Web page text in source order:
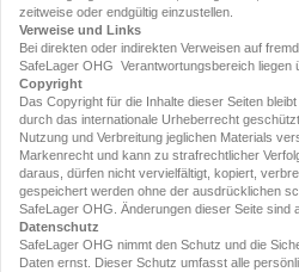
zeitweise oder endgültig einzustellen.
Verweise und Links
Bei direkten oder indirekten Verweisen auf
SafeLager OHG Verantwortungsbereich liegen
Copyright
Das Copyright für die Inhalte dieser Seiten
durch das internationale Urheberrecht
Nutzung und Verbreitung jeglichen Materials
Markenrecht und kann zu strafrechtlicher
daraus, dürfen nicht vervielfältigt, kopiert,
gespeichert werden ohne der ausdrücklichen
SafeLager OHG . Änderungen dieser Seite sind
Datenschutz
SafeLager OHG nimmt den Schutz und die
Daten ernst. Dieser Schutz umfasst alle